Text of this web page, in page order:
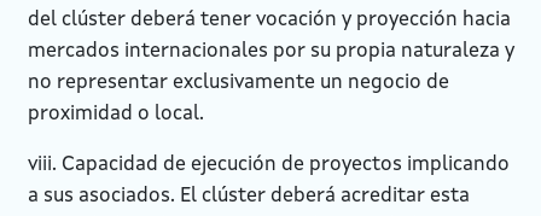
del clúster deberá tener vocación y proyección hacia
mercados internacionales por su propia naturaleza y
no representar exclusivamente un negocio de
proximidad o local.
viii. Capacidad de ejecución de proyectos implicando
a sus asociados. El clúster deberá acreditar esta